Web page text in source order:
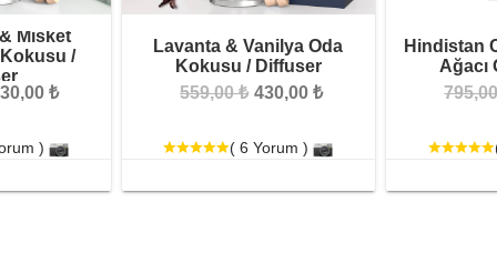
Misket
/
₺
)
Lavanta & Vanilya Oda
Kokusu / Diffuser
559,00 ₺ 430,00 ₺
( 6 Yorum )
Hindistan
Ağacı